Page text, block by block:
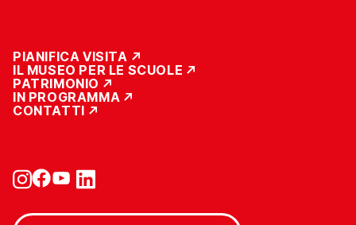
PIANIFICA VISITA
IL MUSEO PER LE SCUOLE
PATRIMONIO
IN PROGRAMMA
CONTATTI